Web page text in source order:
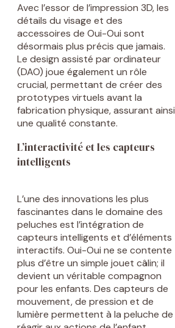
Avec l’essor de l’impression 3D, les
détails du visage et des
accessoires de Oui-Oui sont
désormais plus précis que jamais.
Le design assisté par ordinateur
(DAO) joue également un rôle
crucial, permettant de créer des
prototypes virtuels avant la
fabrication physique, assurant ainsi
une qualité constante.
L’interactivité et les capteurs
intelligents
L’une des innovations les plus
fascinantes dans le domaine des
peluches est l’intégration de
capteurs intelligents et d’éléments
interactifs. Oui-Oui ne se contente
plus d’être un simple jouet câlin; il
devient un véritable compagnon
pour les enfants. Des capteurs de
mouvement, de pression et de
lumière permettent à la peluche de